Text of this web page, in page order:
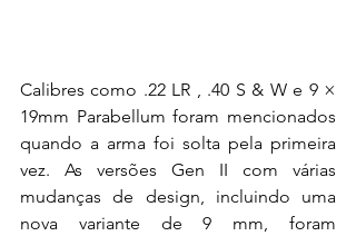
Calibres como .22 LR , .40 S & W e 9 ×
19mm Parabellum foram mencionados
quando a arma foi solta pela primeira
vez. As versões Gen II com várias
mudanças de design, incluindo uma
nova variante de 9 mm, foram